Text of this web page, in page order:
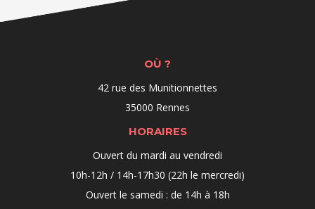
OÙ ?
42 rue des Munitionnettes
35000 Rennes
HORAIRES
Ouvert du mardi au vendredi
10h-12h / 14h-17h30 (22h le mercredi)
Ouvert le samedi : de 14h à 18h